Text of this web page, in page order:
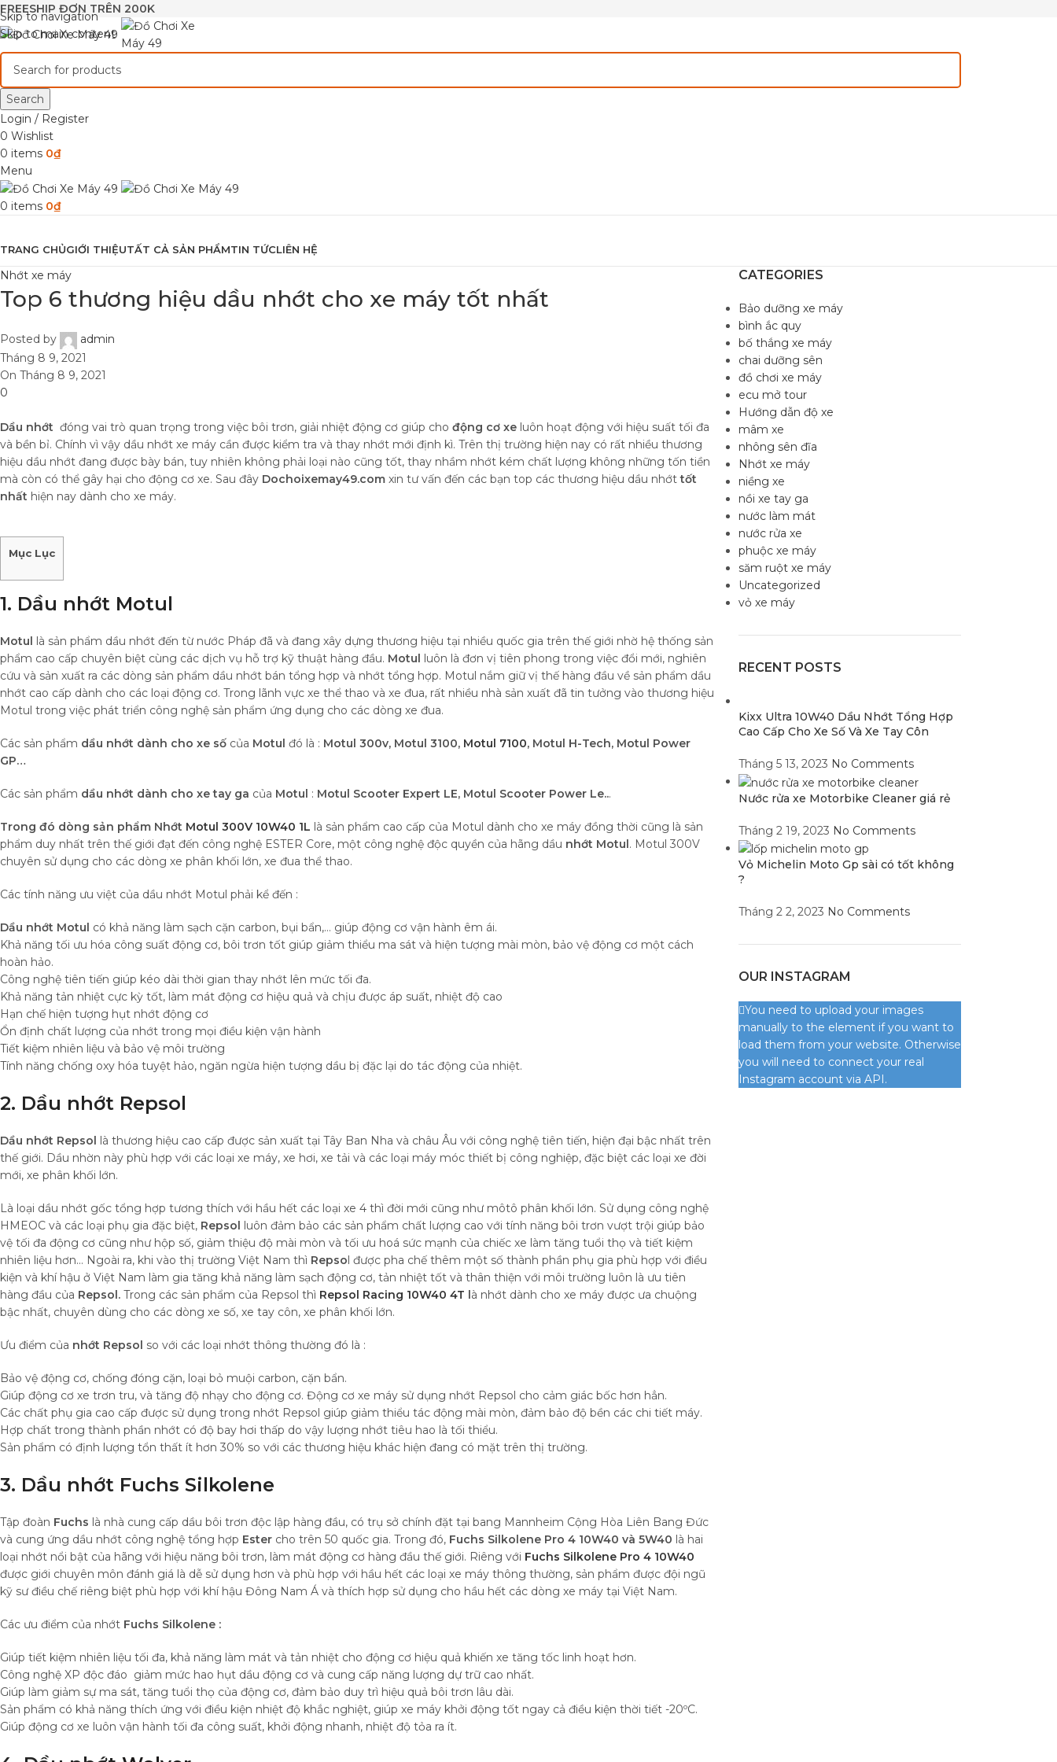
Skip to navigation
Skip to main content
FREESHIP ĐƠN TRÊN 200K
Search
Login / Register
0 Wishlist
0 items 0₫
Menu
0 items 0₫
TRANG CHỦGIỚI THIỆUTẤT CẢ SẢN PHẨMTIN TỨCLIÊN HỆ
Nhớt xe máy
Top 6 thương hiệu dầu nhớt cho xe máy tốt nhất
Posted by
admin
Tháng 8 9, 2021
On Tháng 8 9, 2021
0
Dầu nhớt đóng vai trò quan trọng trong việc bôi trơn, giải nhiệt động cơ giúp cho động cơ xe luôn hoạt động với hiệu suất tối đa
và bền bỉ. Chính vì vậy dầu nhớt xe máy cần được kiểm tra và thay nhớt mới định kì. Trên thị trường hiện nay có rất nhiều thương
hiệu dầu nhớt đang được bày bán, tuy nhiên không phải loại nào cũng tốt, thay nhầm nhớt kém chất lượng không những tốn tiền
mà còn có thể gây hại cho động cơ xe. Sau đây Dochoixemay49.com xin tư vấn đến các bạn top các thương hiệu dầu nhớttốt
nhất hiện nay dành cho xe máy.
Mục Lục
1. Dầu nhớt Motul
Motul là sản phẩm dầu nhớt đến từ nước Pháp đã và đang xây dựng thương hiệu tại nhiều quốc gia trên thế giới nhờ hệ thống sản
phẩm cao cấp chuyên biệt cùng các dịch vụ hỗ trợ kỹ thuật hàng đầu. Motul luôn là đơn vị tiên phong trong việc đổi mới, nghiên
cứu và sản xuất ra các dòng sản phẩm dầu nhớt bán tổng hợp và nhớt tổng hợp. Motul nắm giữ vị thế hàng đầu về sản phẩm dầu
nhớt cao cấp dành cho các loại động cơ. Trong lãnh vực xe thể thao và xe đua, rất nhiều nhà sản xuất đã tin tưởng vào thương hiệu
Motul trong việc phát triển công nghệ sản phẩm ứng dụng cho các dòng xe đua.
Các sản phẩm dầu nhớt dành cho xe số của Motul đó là : Motul 300v, Motul 3100, Motul 7100, Motul H-Tech, Motul Power
GP…
Các sản phẩm dầu nhớt dành cho xe tay ga của Motul : Motul Scooter Expert LE, Motul Scooter Power Le...
Trong đó dòng sản phẩm Nhớt Motul 300V 10W40 1L là sản phẩm cao cấp của Motul dành cho xe máy đồng thời cũng là sản
phẩm duy nhất trên thế giới đạt đến công nghệ ESTER Core, một công nghệ độc quyền của hãng dầu nhớt Motul. Motul 300V
chuyên sử dụng cho các dòng xe phân khối lớn, xe đua thể thao.
Các tính năng ưu việt của dầu nhớt Motul phải kể đến :
Dầu nhớt Motul có khả năng làm sạch cặn carbon, bụi bẩn,… giúp động cơ vận hành êm ái.
Khả năng tối ưu hóa công suất động cơ, bôi trơn tốt giúp giảm thiểu ma sát và hiện tượng mài mòn, bảo vệ động cơ một cách
hoàn hảo.
Công nghệ tiên tiến giúp kéo dài thời gian thay nhớt lên mức tối đa.
Khả năng tản nhiệt cực kỳ tốt, làm mát động cơ hiệu quả và chịu được áp suất, nhiệt độ cao
Hạn chế hiện tượng hụt nhớt động cơ
Ổn định chất lượng của nhớt trong mọi điều kiện vận hành
Tiết kiệm nhiên liệu và bảo vệ môi trường
Tính năng chống oxy hóa tuyệt hảo, ngăn ngừa hiện tượng dầu bị đặc lại do tác động của nhiệt.
2. Dầu nhớt Repsol
Dầu nhớt Repsol là thương hiệu cao cấp được sản xuất tại Tây Ban Nha và châu Âu với công nghệ tiên tiến, hiện đại bậc nhất trên
thế giới. Dầu nhờn này phù hợp với các loại xe máy, xe hơi, xe tải và các loại máy móc thiết bị công nghiệp, đặc biệt các loại xe đời
mới, xe phân khối lớn.
Là loại dầu nhớt gốc tổng hợp tương thích với hầu hết các loại xe 4 thì đời mới cũng như môtô phân khối lớn. Sử dụng công nghệ
HMEOC và các loại phụ gia đặc biệt, Repsol luôn đảm bảo các sản phẩm chất lượng cao với tính năng bôi trơn vượt trội giúp bảo
vệ tối đa động cơ cũng như hộp số, giảm thiệu độ mài mòn và tối ưu hoá sức mạnh của chiếc xe làm tăng tuổi thọ và tiết kiệm
nhiên liệu hơn… Ngoài ra, khi vào thị trường Việt Nam thì Repsol được pha chế thêm một số thành phần phụ gia phù hợp với điều
kiện và khí hậu ở Việt Nam làm gia tăng khả năng làm sạch động cơ, tản nhiệt tốt và thân thiện với môi trường luôn là ưu tiên
hàng đầu của Repsol. Trong các sản phẩm của Repsol thì Repsol Racing 10W40 4T là nhớt dành cho xe máy được ưa chuộng
bậc nhất, chuyên dùng cho các dòng xe số, xe tay côn, xe phân khối lớn.
Ưu điểm của nhớt Repsol so với các loại nhớt thông thường đó là :
Bảo vệ động cơ, chống đóng cặn, loại bỏ muội carbon, cặn bẩn.
Giúp động cơ xe trơn tru, và tăng độ nhạy cho động cơ. Động cơ xe máy sử dụng nhớt Repsol cho cảm giác bốc hơn hẳn.
Các chất phụ gia cao cấp được sử dụng trong nhớt Repsol giúp giảm thiểu tác động mài mòn, đảm bảo độ bền các chi tiết máy.
Hợp chất trong thành phần nhớt có độ bay hơi thấp do vậy lượng nhớt tiêu hao là tối thiểu.
Sản phẩm có định lượng tổn thất ít hơn 30% so với các thương hiệu khác hiện đang có mặt trên thị trường.
3. Dầu nhớt Fuchs Silkolene
Tập đoàn Fuchs là nhà cung cấp dầu bôi trơn độc lập hàng đầu, có trụ sở chính đặt tại bang Mannheim Cộng Hòa Liên Bang Đức
và cung ứng dầu nhớt công nghệ tổng hợp Ester cho trên 50 quốc gia. Trong đó, Fuchs Silkolene Pro 4 10W40 và 5W40 là hai
loại nhớt nổi bật của hãng với hiệu năng bôi trơn, làm mát động cơ hàng đầu thế giới. Riêng với Fuchs Silkolene Pro 4 10W40
được giới chuyên môn đánh giá là dễ sử dụng hơn và phù hợp với hầu hết các loại xe máy thông thường, sản phẩm được đội ngũ
kỹ sư điều chế riêng biệt phù hợp với khí hậu Đông Nam Á và thích hợp sử dụng cho hầu hết các dòng xe máy tại Việt Nam.
Các ưu điểm của nhớt Fuchs Silkolene :
Giúp tiết kiệm nhiên liệu tối đa, khả năng làm mát và tản nhiệt cho động cơ hiệu quả khiến xe tăng tốc linh hoạt hơn.
Công nghệ XP độc đáo giảm mức hao hụt dầu động cơ và cung cấp năng lượng dự trữ cao nhất.
Giúp làm giảm sự ma sát, tăng tuổi thọ của động cơ, đảm bảo duy trì hiệu quả bôi trơn lâu dài.
Sản phẩm có khả năng thích ứng với điều kiện nhiệt độ khắc nghiệt, giúp xe máy khởi động tốt ngay cả điều kiện thời tiết -20ºC.
Giúp động cơ xe luôn vận hành tối đa công suất, khởi động nhanh, nhiệt độ tỏa ra ít.
CATEGORIES
Bảo dưỡng xe máy
bình ắc quy
bố thắng xe máy
chai dưỡng sên
đồ chơi xe máy
ecu mở tour
Hướng dẫn độ xe
mâm xe
nhông sên đĩa
Nhớt xe máy
niềng xe
nồi xe tay ga
nước làm mát
nước rửa xe
phuộc xe máy
săm ruột xe máy
Uncategorized
vỏ xe máy
RECENT POSTS
Kixx Ultra 10W40 Dầu Nhớt Tổng Hợp
Cao Cấp Cho Xe Số Và Xe Tay Côn
Tháng 5 13, 2023 No Comments
Nước rửa xe Motorbike Cleaner giá rẻ
Tháng 2 19, 2023 No Comments
Vỏ Michelin Moto Gp sài có tốt không
?
Tháng 2 2, 2023 No Comments
OUR INSTAGRAM
You need to upload your images
manually to the element if you want to
load them from your website. Otherwise
you will need to connect your real
Instagram account via API.